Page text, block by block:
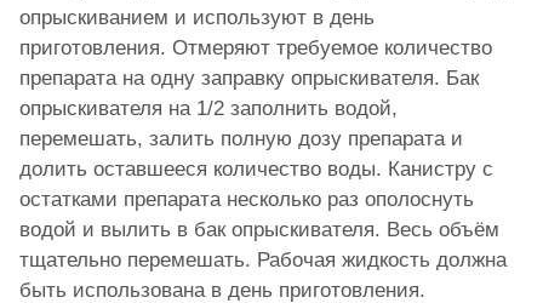
опрыскиванием и используют в день
приготовления. Отмеряют требуемое количество
препарата на одну заправку опрыскивателя. Бак
опрыскивателя на 1/2 заполнить водой,
перемешать, залить полную дозу препарата и
долить оставшееся количество воды. Канистру с
остатками препарата несколько раз ополоснуть
водой и вылить в бак опрыскивателя. Весь объём
тщательно перемешать. Рабочая жидкость должна
быть использована в день приготовления.